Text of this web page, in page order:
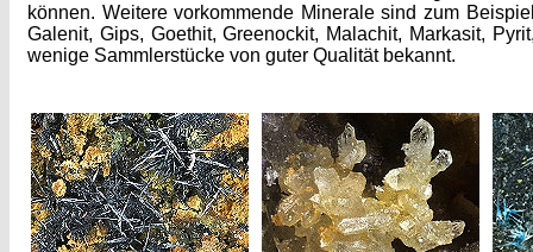
können. Weitere vorkommende Minerale sind zum
Galenit, Gips, Goethit, Greenockit, Malachit, Markasit,
wenige Sammlerstücke von guter Qualität bekannt.